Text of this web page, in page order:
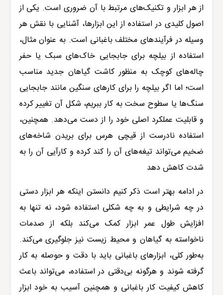
از هر ابزار و تکنیک‌های مرتبط با آن ضروری است. یکی از
اصول کلیدی در استفاده از این ابزارها، آشنایی با نقش هر
وسیله در فرآیندهای مختلف باغبانی است. به عنوان مثال،
استفاده از بیلچه برای جابجایی خاک‌های سبک یا حفر
چاله‌های کوچک به منظور کاشت گیاهان جدید مناسب
است؛ اما اگر بیلچه را برای کارهای سنگین مانند جابجایی
سنگ‌ها یا سطوح سخت به کار ببریم، شکل آن تغییر کرده
و قابلیت عملکرد اصلی خود را از دست می‌دهد. همچنین،
استفاده نادرست از قیچی هرس برای بریدن شاخه‌های
ضخیم می‌تواند تیغه‌های آن را کند کرده و کارآیی آن را به
شدت کاهش دهد
در ادامه بهتر است ذکر کنیم دانستن اینکه هر ابزار دستی
در چه شرایطی و به چه شکلی استفاده شود، نه تنها به
افزایش طول عمر ابزار کمک می‌کند بلکه از صدمات
ناخواسته به گیاهان و محیط زیست نیز جلوگیری می‌کند.
به‌طور کلی، ابزارهای باغبانی باید با دقت و حوصله به کار
گرفته شوند و هرگونه بی‌دقتی در استفاده، می‌تواند باعث
کاهش کیفیت کار باغبانی و همچنین آسیب به خود ابزار